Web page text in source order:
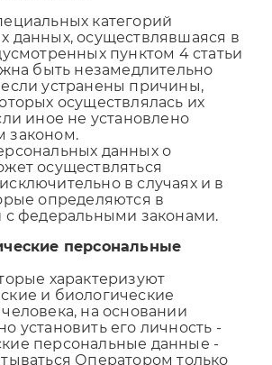
категорий
данных, осуществлявшаяся в
пунктом 4 статьи
быть незамедлительно
устранены причины,
осуществлялась их
иное не установлено
законом.
данных о
осуществляться
в случаях и в
определяются в
с федеральными законами.
персональные
характеризуют
и биологические
на основании
установить его личность -
персональные данные -
Оператором только